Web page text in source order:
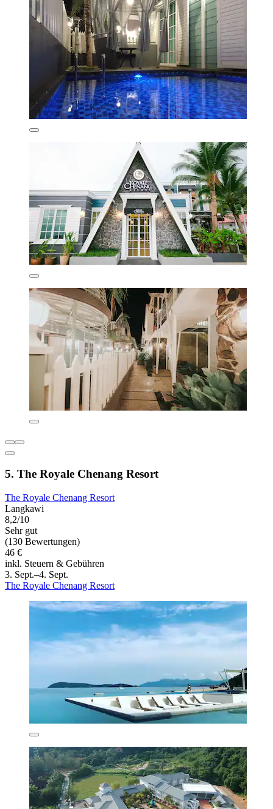
5. The Royale Chenang Resort
The Royale Chenang Resort
Langkawi
8,2/10
Sehr gut
(130 Bewertungen)
46 €
inkl. Steuern & Gebühren
3. Sept.–4. Sept.
The Royale Chenang Resort